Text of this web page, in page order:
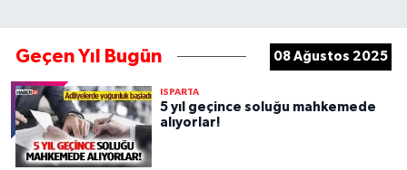
Geçen Yıl Bugün 08 Ağustos 2025
ISPARTA
5 yıl geçince soluğu mahkemede
alıyorlar!